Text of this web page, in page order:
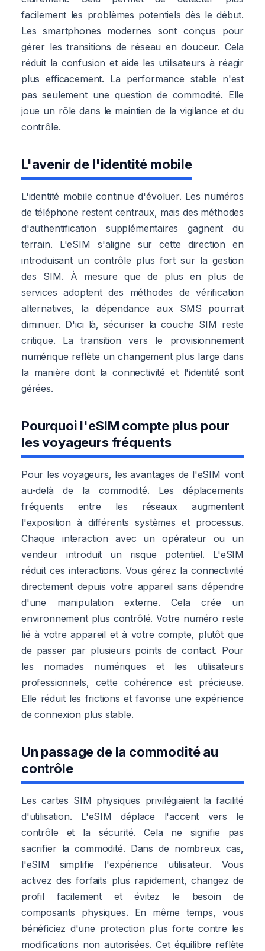
facilement les problèmes potentiels dès le début.
Les smartphones modernes sont conçus pour
gérer les transitions de réseau en douceur. Cela
réduit la confusion et aide les utilisateurs à réagir
plus efficacement. La performance stable n'est
pas seulement une question de commodité. Elle
joue un rôle dans le maintien de la vigilance et du
contrôle.
L'avenir de l'identité mobile
L'identité mobile continue d'évoluer. Les numéros
de téléphone restent centraux, mais des méthodes
d'authentification supplémentaires gagnent du
terrain. L'eSIM s'aligne sur cette direction en
introduisant un contrôle plus fort sur la gestion
des SIM. À mesure que de plus en plus de
services adoptent des méthodes de vérification
alternatives, la dépendance aux SMS pourrait
diminuer. D'ici là, sécuriser la couche SIM reste
critique. La transition vers le provisionnement
numérique reflète un changement plus large dans
la manière dont la connectivité et l'identité sont
gérées.
Pourquoi l'eSIM compte plus pour
les voyageurs fréquents
Pour les voyageurs, les avantages de l'eSIM vont
au-delà de la commodité. Les déplacements
fréquents entre les réseaux augmentent
l'exposition à différents systèmes et processus.
Chaque interaction avec un opérateur ou un
vendeur introduit un risque potentiel. L'eSIM
réduit ces interactions. Vous gérez la connectivité
directement depuis votre appareil sans dépendre
d'une manipulation externe. Cela crée un
environnement plus contrôlé. Votre numéro reste
lié à votre appareil et à votre compte, plutôt que
de passer par plusieurs points de contact. Pour
les nomades numériques et les utilisateurs
professionnels, cette cohérence est précieuse.
Elle réduit les frictions et favorise une expérience
de connexion plus stable.
Un passage de la commodité au
contrôle
Les cartes SIM physiques privilégiaient la facilité
d'utilisation. L'eSIM déplace l'accent vers le
contrôle et la sécurité. Cela ne signifie pas
sacrifier la commodité. Dans de nombreux cas,
l'eSIM simplifie l'expérience utilisateur. Vous
activez des forfaits plus rapidement, changez de
profil facilement et évitez le besoin de
composants physiques. En même temps, vous
bénéficiez d'une protection plus forte contre les
modifications non autorisées. Cet équilibre reflète